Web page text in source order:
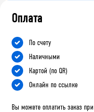
Оплата
По счету
Наличными
Картой (по QR)
Онлайн по ссылке
Вы можете оплатить заказ